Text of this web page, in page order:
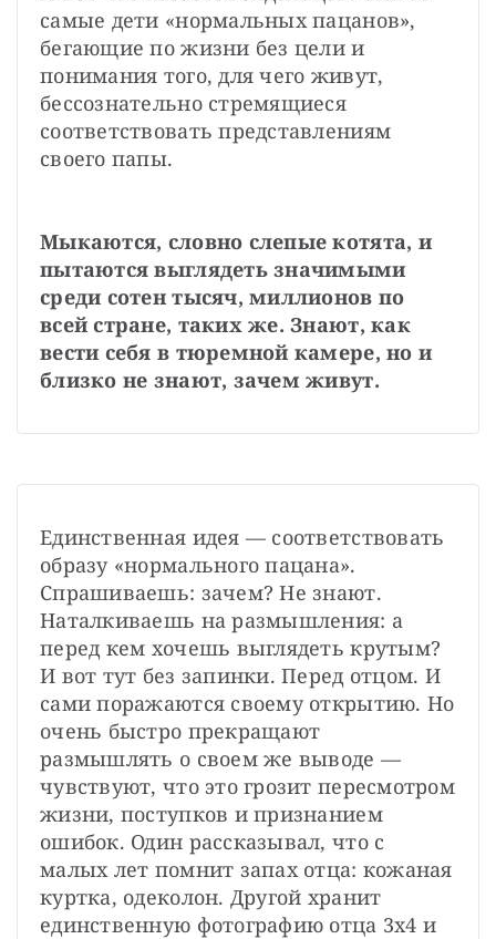
самые дети «нормальных пацанов»,
бегающие по жизни без цели и
понимания того, для чего живут,
бессознательно стремящиеся
соответствовать представлениям
своего папы.
Мыкаются, словно слепые котята, и
пытаются выглядеть значимыми
среди сотен тысяч, миллионов по
всей стране, таких же. Знают, как
вести себя в тюремной камере, но и
близко не знают, зачем живут.
Единственная идея — соответствовать
образу «нормального пацана».
Спрашиваешь: зачем? Не знают.
Наталкиваешь на размышления: а
перед кем хочешь выглядеть крутым?
И вот тут без запинки. Перед отцом. И
сами поражаются своему открытию. Но
очень быстро прекращают
размышлять о своем же выводе —
чувствуют, что это грозит пересмотром
жизни, поступков и признанием
ошибок. Один рассказывал, что с
малых лет помнит запах отца: кожаная
куртка, одеколон. Другой хранит
единственную фотографию отца 3х4 и